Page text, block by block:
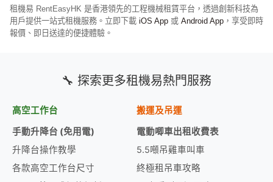
租機易 RentEasyHK 是香港領先的工程機械租賃平台，透過創新科技為
用戶提供一站式租機服務。立即下載 iOS App 或 Android App ，享受即時
報價、即日送達的便捷體驗。
🔧 探索更多租機易熱門服務
高空工作台
手動升降台 (免用電)
升降台操作教學
各款高空工作台尺寸
搬運及吊運
電動唧車出租收費表
5.5噸吊雞車叫車
終極租吊車攻略